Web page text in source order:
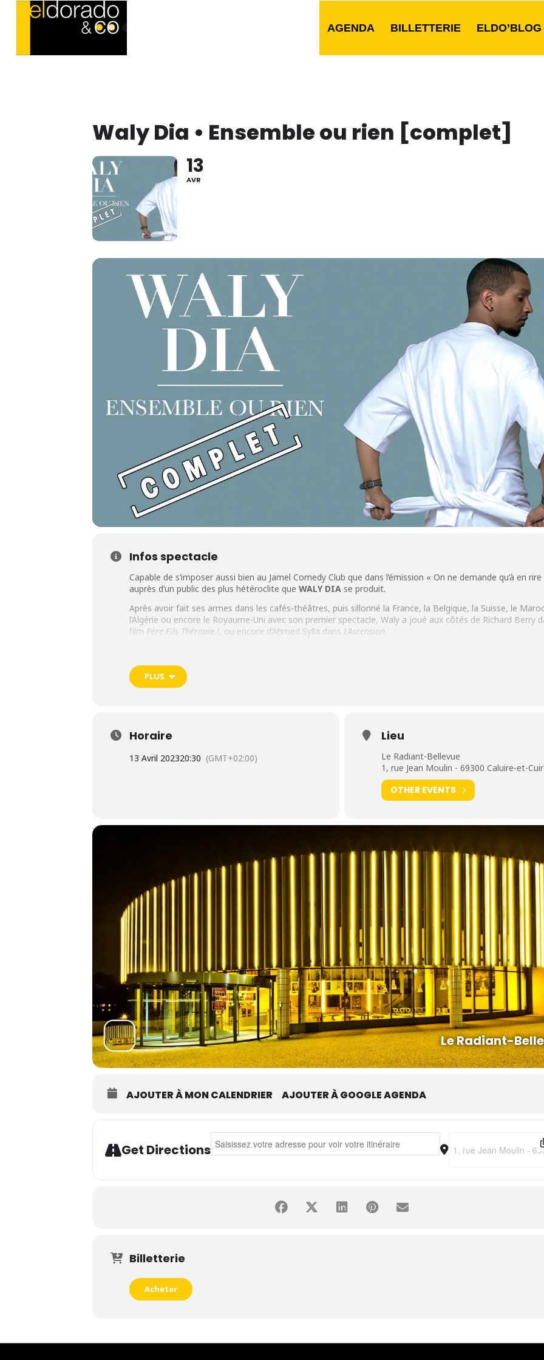
AGENDA BILLETTERIE ELDO’BLOG
Waly Dia • Ensemble ou rien [complet]
13
AVR
Infos spectacle
Capable de s’imposer aussi bien au Jamel Comedy Club que dans l’émission « On ne demande qu’à en rire
auprès d’un public des plus hétéroclite que WALY DIA se produit.
Après avoir fait ses armes dans les cafés-théâtres, puis sillonné la France, la Belgique, la Suisse, le
l’Algérie ou encore le Royaume-Uni avec son premier spectacle, Waly a joué aux côtés de Richard Berry
film Père Fils Thérapie !, ou encore d’Ahmed Sylla dans L’Ascension.
souligner l’hypocrisie et dégager des solutions, ou pas !
PLUS
Horaire
13 Avril 202320:30 (GMT+02:00)
Lieu
Le Radiant-Bellevue
1, rue Jean Moulin - 69300 Caluire-et-
OTHER EVENTS
Le Radiant-
AJOUTER À MON CALENDRIER AJOUTER À GOOGLE AGENDA
Get Directions
Address - Waly Dia • Ensemble ou rien [Z5bFQjuwg] [] Destination Address -
Billetterie
Acheter